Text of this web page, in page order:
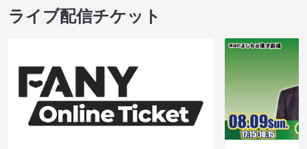
ライブ配信チケット